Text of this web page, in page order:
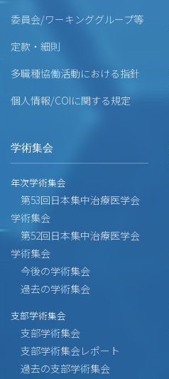
委員会/ワーキンググループ等
定款・細則
多職種協働活動における指針
個人情報/COIに関する規定
学術集会
年次学術集会
第53回日本集中治療医学会
学術集会
第52回日本集中治療医学会
学術集会
今後の学術集会
過去の学術集会
支部学術集会
支部学術集会
支部学術集会レポート
過去の支部学術集会